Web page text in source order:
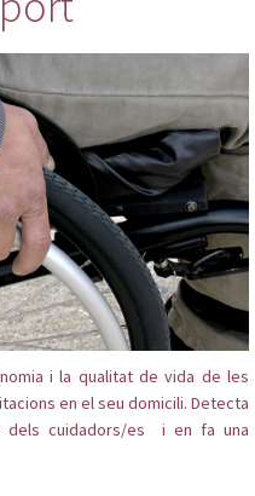
i la qualitat de vida de les
en el seu domicili. Detecta
dels cuidadors/es i en fa una